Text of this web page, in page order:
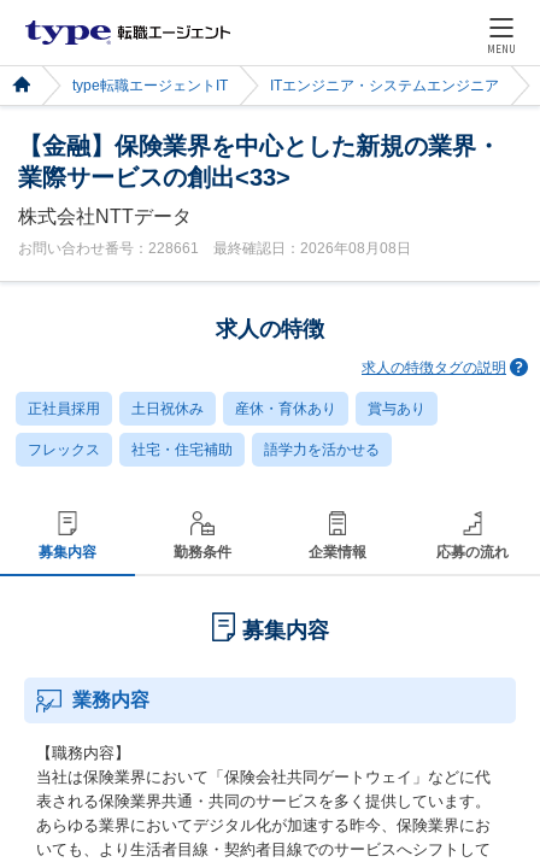
MENU
type転職エージェントIT ITエンジニア・システムエンジニア
【金融】保険業界を中心とした新規の業界・
業際サービスの創出<33>
株式会社NTTデータ
お問い合わせ番号：228661 最終確認日：2026年08月08日
求人の特徴
求人の特徴タグの説明
正社員採用 土日祝休み 産休・育休あり 賞与あり
フレックス 社宅・住宅補助 語学力を活かせる
募集内容 勤務条件 企業情報 応募の流れ
募集内容
業務内容
【職務内容】
当社は保険業界において「保険会社共同ゲートウェイ」などに代
表される保険業界共通・共同のサービスを多く提供しています。
あらゆる業界においてデジタル化が加速する昨今、保険業界にお
いても、より生活者目線・契約者目線でのサービスへシフトして